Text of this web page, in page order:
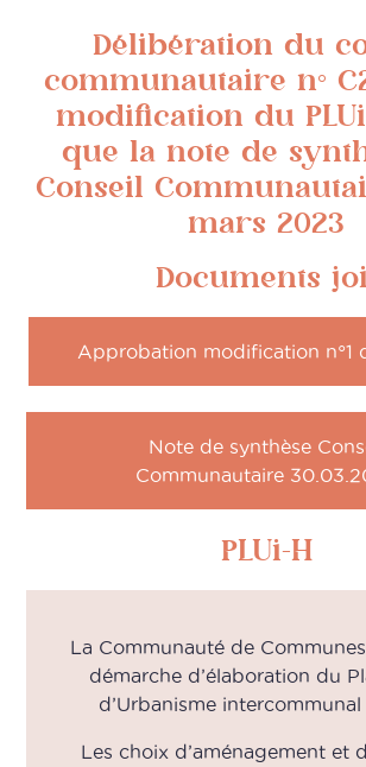
Délibération du
communautaire n°
modification du
que la note de
Conseil
mars 2023
Documents
Approbation modification n°1
Note de synthèse
Communautaire
PLUi-H
La Communauté de
démarche d’élaboration du
d’Urbanisme intercommunal
Les choix d’aménagement et